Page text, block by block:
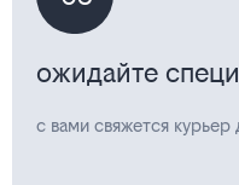
ожидайте
с вами свяжется курьер